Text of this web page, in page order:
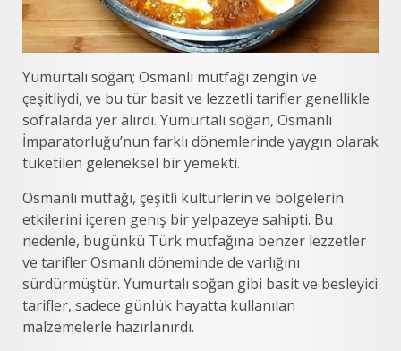
Yumurtalı soğan; Osmanlı mutfağı zengin ve
çeşitliydi, ve bu tür basit ve lezzetli tarifler genellikle
sofralarda yer alırdı. Yumurtalı soğan, Osmanlı
İmparatorluğu’nun farklı dönemlerinde yaygın olarak
tüketilen geleneksel bir yemekti.
Osmanlı mutfağı, çeşitli kültürlerin ve bölgelerin
etkilerini içeren geniş bir yelpazeye sahipti. Bu
nedenle, bugünkü Türk mutfağına benzer lezzetler
ve tarifler Osmanlı döneminde de varlığını
sürdürmüştür. Yumurtalı soğan gibi basit ve besleyici
tarifler, sadece günlük hayatta kullanılan
malzemelerle hazırlanırdı.